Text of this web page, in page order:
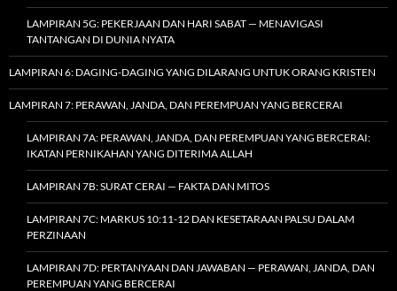
LAMPIRAN 5G: PEKERJAAN DAN HARI SABAT — MENAVIGASI
TANTANGAN DI DUNIA NYATA
LAMPIRAN 6: DAGING-DAGING YANG DILARANG UNTUK ORANG KRISTEN
LAMPIRAN 7: PERAWAN, JANDA, DAN PEREMPUAN YANG BERCERAI
LAMPIRAN 7A: PERAWAN, JANDA, DAN PEREMPUAN YANG BERCERAI:
IKATAN PERNIKAHAN YANG DITERIMA ALLAH
LAMPIRAN 7B: SURAT CERAI — FAKTA DAN MITOS
LAMPIRAN 7C: MARKUS 10:11-12 DAN KESETARAAN PALSU DALAM
PERZINAAN
LAMPIRAN 7D: PERTANYAAN DAN JAWABAN — PERAWAN, JANDA, DAN
PEREMPUAN YANG BERCERAI